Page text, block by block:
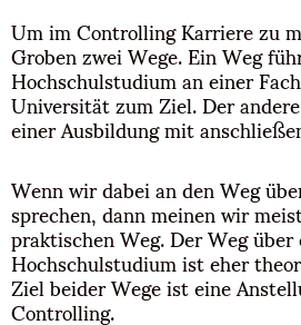
Um im Controlling Karriere zu
Groben zwei Wege. Ein Weg
Hochschulstudium an einer
Universität zum Ziel. Der
einer Ausbildung mit
Wenn wir dabei an den Weg
sprechen, dann meinen wir
praktischen Weg. Der Weg
Hochschulstudium ist eher
Ziel beider Wege ist eine
Controlling.